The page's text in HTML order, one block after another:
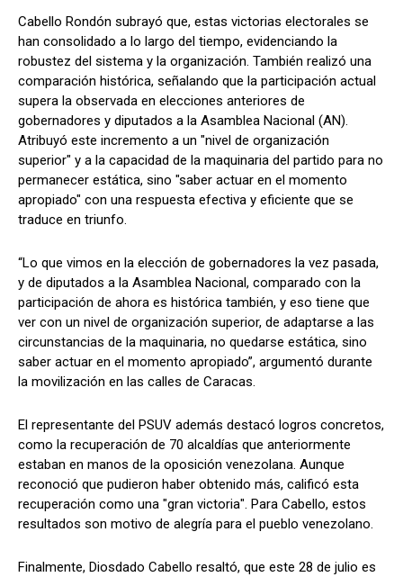
Cabello Rondón subrayó que, estas victorias electorales se
han consolidado a lo largo del tiempo, evidenciando la
robustez del sistema y la organización. También realizó una
comparación histórica, señalando que la participación actual
supera la observada en elecciones anteriores de
gobernadores y diputados a la Asamblea Nacional (AN).
Atribuyó este incremento a un "nivel de organización
superior" y a la capacidad de la maquinaria del partido para no
permanecer estática, sino "saber actuar en el momento
apropiado" con una respuesta efectiva y eficiente que se
traduce en triunfo.
“Lo que vimos en la elección de gobernadores la vez pasada,
y de diputados a la Asamblea Nacional, comparado con la
participación de ahora es histórica también, y eso tiene que
ver con un nivel de organización superior, de adaptarse a las
circunstancias de la maquinaria, no quedarse estática, sino
saber actuar en el momento apropiado”, argumentó durante
la movilización en las calles de Caracas.
El representante del PSUV además destacó logros concretos,
como la recuperación de 70 alcaldías que anteriormente
estaban en manos de la oposición venezolana. Aunque
reconoció que pudieron haber obtenido más, calificó esta
recuperación como una "gran victoria". Para Cabello, estos
resultados son motivo de alegría para el pueblo venezolano.
Finalmente, Diosdado Cabello resaltó, que este 28 de julio es